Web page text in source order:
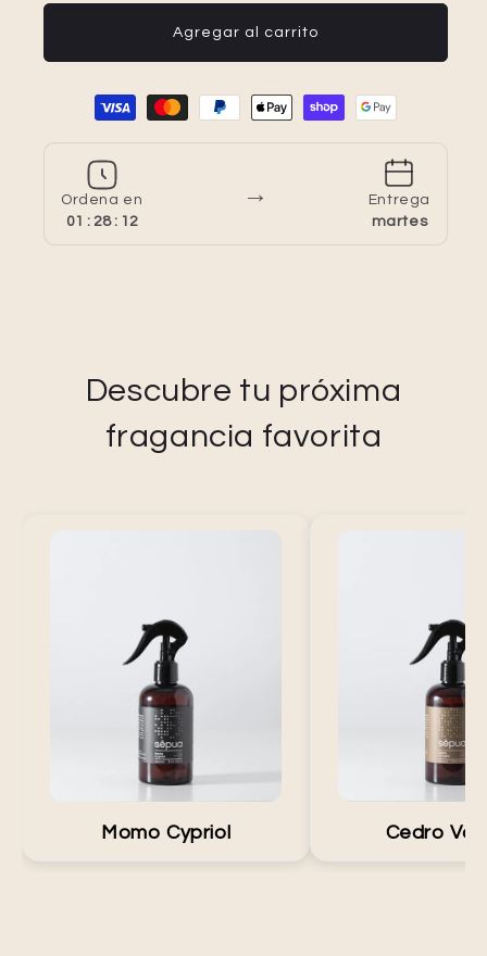
Agregar al carrito
Formas de pago
Ordena en
01 : 28 : 12
→
Entrega
martes
Descubre tu próxima
fragancia favorita
Momo Cypriol
crea un ambiente cálido, elegante
y moderno. Inspirado en Santal 33,
aporta un toque de lujo y distinción
a cualquier espacio. Ideal para
salas, recámaras u oficinas,
perfecto para momentos de
relajación o reuniones donde
buscas una atmósfera acogedora y
memorable.
Cedro
un ambiente
con
amaderado aporta
calidez en cada
para salas,
perfecta para
relajación o
buscas una